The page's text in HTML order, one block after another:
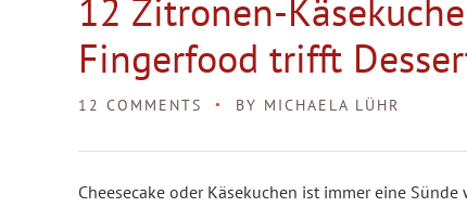
12 Zitronen-
Fingerfood trifft
12 COMMENTS BY MICHAELA LÜHR
Cheesecake oder Käsekuchen ist immer eine